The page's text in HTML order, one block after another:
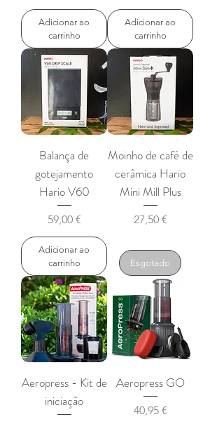
Adicionar ao
carrinho
Adicionar ao
carrinho
Balança de
gotejamento
Hario V60
Preço
59,00 €
Adicionar ao
carrinho
Moinho de café de
cerâmica Hario
Mini Mill Plus
Preço
27,50 €
Esgotado
Aeropress - Kit de
iniciação
Aeropress GO
Preço
40,95 €